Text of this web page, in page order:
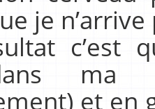
je
c’est
ma
et en